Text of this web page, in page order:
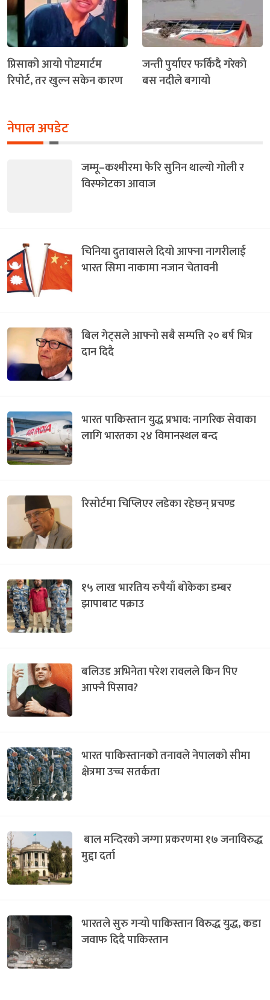
प्रिसाको आयो पोष्टमार्टम
रिपोर्ट, तर खुल्न सकेन कारण
जन्ती पुर्याएर फर्किदै गरेको
बस नदीले बगायो
नेपाल अपडेट
जम्मू–कश्मीरमा फेरि सुनिन थाल्यो गोली र
विस्फोटका आवाज
चिनिया दुतावासले दियो आफ्ना नागरीलाई
भारत सिमा नाकामा नजान चेतावनी
बिल गेट्सले आफ्नो सबै सम्पत्ति २० बर्ष भित्र
दान दिदै
भारत पाकिस्तान युद्ध प्रभाव: नागरिक सेवाका
लागि भारतका २४ विमानस्थल बन्द
रिसोर्टमा चिप्लिएर लडेका रहेछन् प्रचण्ड
१५ लाख भारतिय रुपैयाँ बोकेका डम्बर
झापाबाट पक्राउ
बलिउड अभिनेता परेश रावलले किन पिए
आफ्नै पिसाव?
भारत पाकिस्तानको तनावले नेपालको सीमा
क्षेत्रमा उच्च सतर्कता
बाल मन्दिरको जग्गा प्रकरणमा १७ जनाविरुद्ध
मुद्दा दर्ता
भारतले सुरु गर्‍यो पाकिस्तान विरुद्ध युद्ध, कडा
जवाफ दिदै पाकिस्तान